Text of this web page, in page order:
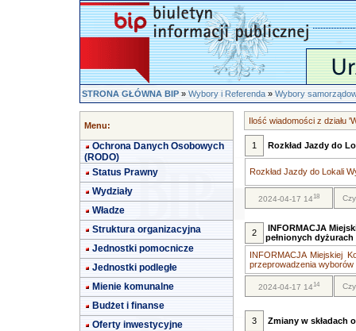
STRONA GŁÓWNA BIP»Wybory i Referenda»Wybory
Menu:
Ochrona Danych Osobowych
(RODO)
Status Prawny
Wydziały
Władze
Struktura organizacyjna
Jednostki pomocnicze
Jednostki podległe
Mienie komunalne
Budżet i finanse
Oferty inwestycyjne
Ilość wiadomości z działu
1 Rozkład Jazdy do
Rozkład Jazdy do Lokali
2024-04-17 1418
2
INFORMACJA
pełnionych dyżurach
INFORMACJA Miejskiej
przeprowadzenia wyborów
2024-04-17 1414
3 Zmiany w składach